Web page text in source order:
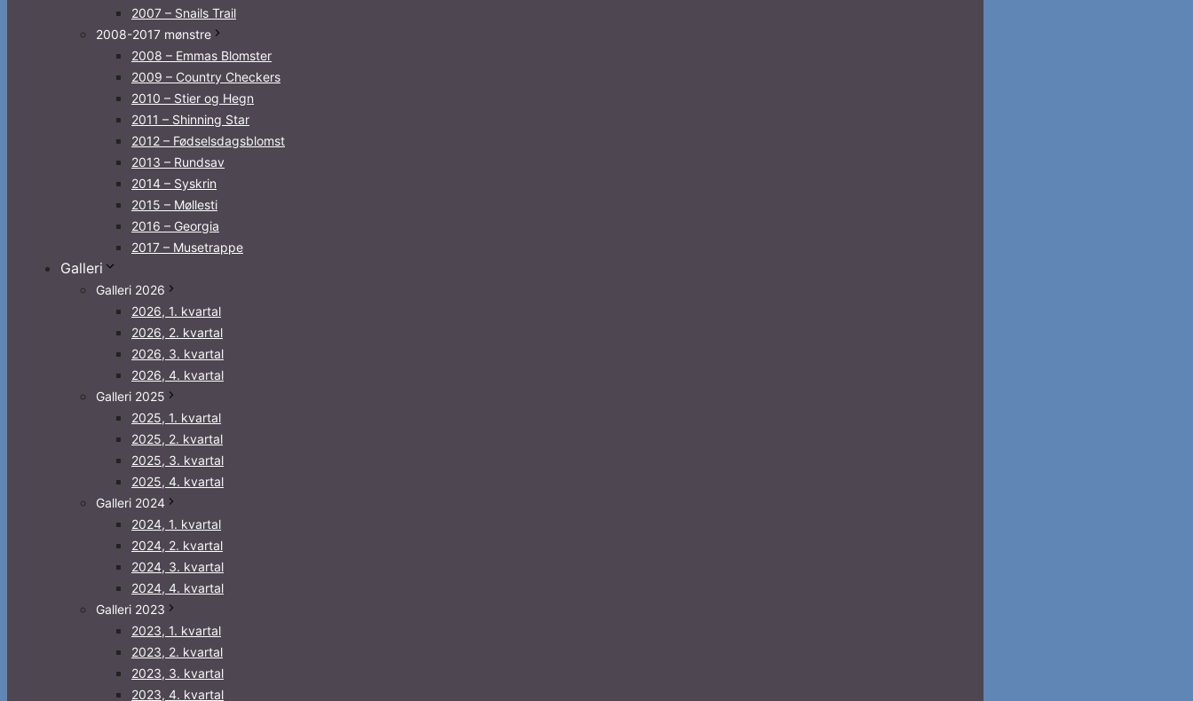
2007 – Snails Trail
2008-2017 mønstre
2008 – Emmas Blomster
2009 – Country Checkers
2010 – Stier og Hegn
2011 – Shinning Star
2012 – Fødselsdagsblomst
2013 – Rundsav
2014 – Syskrin
2015 – Møllesti
2016 – Georgia
2017 – Musetrappe
Galleri
Galleri 2026
2026, 1. kvartal
2026, 2. kvartal
2026, 3. kvartal
2026, 4. kvartal
Galleri 2025
2025, 1. kvartal
2025, 2. kvartal
2025, 3. kvartal
2025, 4. kvartal
Galleri 2024
2024, 1. kvartal
2024, 2. kvartal
2024, 3. kvartal
2024, 4. kvartal
Galleri 2023
2023, 1. kvartal
2023, 2. kvartal
2023, 3. kvartal
2023, 4. kvartal